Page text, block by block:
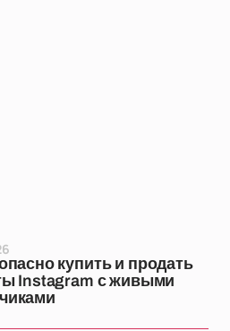
купить и продать
Instagram с живыми